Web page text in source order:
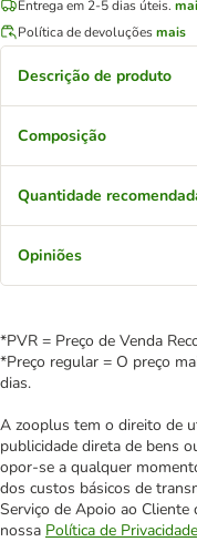
Entrega em 2-5 dias úteis.
Política de devoluçõesmais
Descrição de produto
Composição
Quantidade
Opiniões
*PVR = Preço de Venda
*Preço regular = O preço
dias.
A zooplus tem o direito de
publicidade direta de bens
opor-se a qualquer
dos custos básicos de
Serviço de Apoio ao
nossa Política de Privacidade